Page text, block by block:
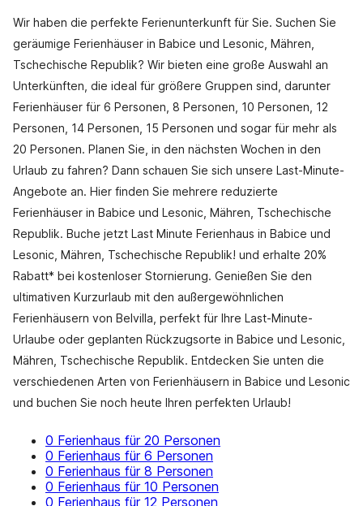
Wir haben die perfekte Ferienunterkunft für Sie. Suchen Sie
geräumige Ferienhäuser in Babice und Lesonic, Mähren,
Tschechische Republik? Wir bieten eine große Auswahl an
Unterkünften, die ideal für größere Gruppen sind, darunter
Ferienhäuser für 6 Personen, 8 Personen, 10 Personen, 12
Personen, 14 Personen, 15 Personen und sogar für mehr als
20 Personen. Planen Sie, in den nächsten Wochen in den
Urlaub zu fahren? Dann schauen Sie sich unsere Last-Minute-
Angebote an. Hier finden Sie mehrere reduzierte
Ferienhäuser in Babice und Lesonic, Mähren, Tschechische
Republik. Buche jetzt Last Minute Ferienhaus in Babice und
Lesonic, Mähren, Tschechische Republik! und erhalte 20%
Rabatt* bei kostenloser Stornierung. Genießen Sie den
ultimativen Kurzurlaub mit den außergewöhnlichen
Ferienhäusern von Belvilla, perfekt für Ihre Last-Minute-
Urlaube oder geplanten Rückzugsorte in Babice und Lesonic,
Mähren, Tschechische Republik. Entdecken Sie unten die
verschiedenen Arten von Ferienhäusern in Babice und Lesonic
und buchen Sie noch heute Ihren perfekten Urlaub!
0 Ferienhaus für 20 Personen
0 Ferienhaus für 6 Personen
0 Ferienhaus für 8 Personen
0 Ferienhaus für 10 Personen
0 Ferienhaus für 12 Personen